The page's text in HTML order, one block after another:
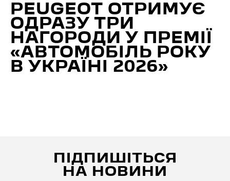
PEUGEOT ОТРИМУЄ
ОДРАЗУ ТРИ
НАГОРОДИ У ПРЕМІЇ
«АВТОМОБІЛЬ РОКУ
В УКРАЇНІ 2026»
ПІДПИШІТЬСЯ
НА НОВИНИ